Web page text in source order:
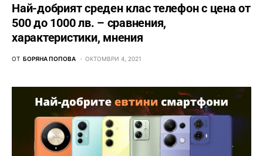
Най-добрият среден клас телефон с цена от
500 до 1000 лв. – сравнения,
характеристики, мнения
ОТ БОРЯНА ПОПОВА ОКТОМВРИ 4, 2021